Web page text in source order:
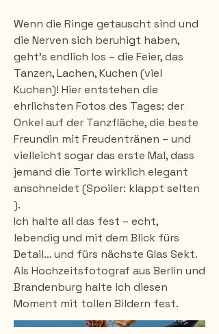
Wenn die Ringe getauscht sind und
die Nerven sich beruhigt haben,
geht’s endlich los – die Feier, das
Tanzen, Lachen, Kuchen (viel
Kuchen)! Hier entstehen die
ehrlichsten Fotos des Tages: der
Onkel auf der Tanzfläche, die beste
Freundin mit Freudentränen – und
vielleicht sogar das erste Mal, dass
jemand die Torte wirklich elegant
anschneidet (Spoiler: klappt selten
).
Ich halte all das fest – echt,
lebendig und mit dem Blick fürs
Detail… und fürs nächste Glas Sekt.
Als Hochzeitsfotograf aus Berlin und
Brandenburg halte ich diesen
Moment mit tollen Bildern fest.